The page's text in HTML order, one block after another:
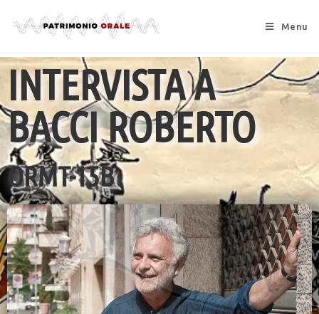
Menu
INTERVISTA A
BACCI ROBERTO
ORMT-15B